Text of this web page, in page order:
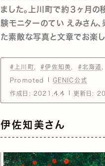
ました。上川町で約３ヶ月の
験モニターのてい えみさん
た素敵な写真と文章でお楽し
#上川町 #伊佐知美 #北海道
Promoted GENIC公式
作成日: 2021.4.4 更新日:
伊佐知美さん